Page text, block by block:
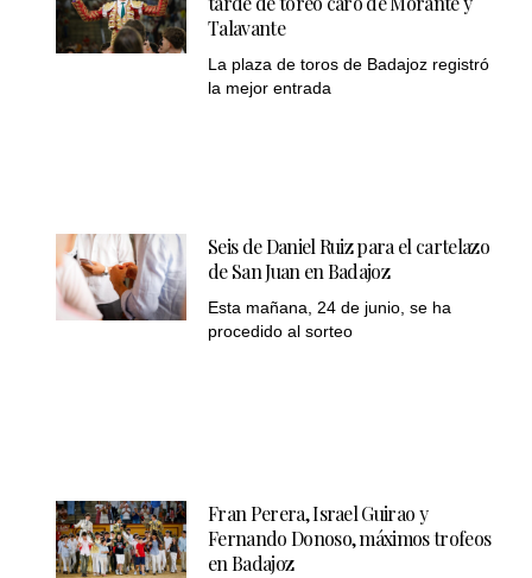
Talavante
La plaza de toros de Badajoz registró
la mejor entrada
Seis de Daniel Ruiz para el cartelazo
de San Juan en Badajoz
Esta mañana, 24 de junio, se ha
procedido al sorteo
Fran Perera, Israel Guirao y
Fernando Donoso, máximos trofeos
en Badajoz